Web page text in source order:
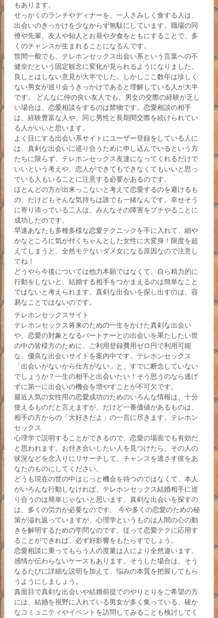
もあります。
せっかくのランチやディナーを、一人さみしく食する人は、
出会いのきっかけを少なからず無駄にしています。職場の同
僚や先輩、友人や知人とお昼や夕食をともにすることで、多
くのチャンスが生まれることになるんです。
世間一般でも、テレホンセックス出会い系という言葉への不
健全だという固定観念に変化が見られるようになりました。
良しとはしない意見が大半でした。しかしここ数年は珍しく
ない男女が巡り会うきっかけであると理解している人が大半
です。 どんなに仲の良い友人でも、男女の交際の経験が乏し
い場合は、恋愛相談をするのは禁物です。恋愛相談の相手
は、経験豊富な人や、同じ男性と長期間交際を続けられてい
る人がいいと思います。
よく目にする出会い系サイトにユーザー登録をしている人に
は、真剣な出会いに巡り合うために申し込んでいるという方
たちに限らず、テレホンセックス友達になってくれるだけで
いいという考えや、恋人ができてもできなくてもいいと思っ
ている人もいることに注意する必要があるのです。
ほとんどの方が出来っこないと考えて恋愛するのを避けるも
の。だけどもそんな気持ちは誰でも一緒なんです。幸せそう
に寄り添っている二人は、みんなその障害をブチやることに
成功したのです。
早速あなたも多種多様な恋愛テクニックを手に入れて、細や
かなところに気が付くちゃんとした女性に大変身！限度を超
えてしまうと、全然モテないダメ女になる原因なので注意し
てね！
どうやら今後については他力本願ではなくて、自ら精力的に
行動をしないと、結婚する相手をつかまえるのは簡単なこと
ではないと考えられます。真剣な出会いを探し出すのは、容
易なことではないのです。
テレホンセックスサイト
テレホンセックス将来のための一生をかけた真剣な出会い
や、恋愛の対象となるパートナーとの出会いを果たしたい世
の中の皆様方のために、ご利用登録費用ゼロ円で利用可能
な、優良な出会いサイトを案内中です。テレホンセックス
「出会いがないから仕方がない」と、すでに断念していない
でしょうか？一生の相手と出会いたい！そう思うのなら逃げ
ずに第一に出会いの機会を増やすことが不可欠です。
最近人気の女性用の恋愛成功のためのいろんな情報は、十分
使えるものだと言えますが、だけど一番価値があるものは、
相手の方からの「大好きだよ」の一言に尽きます。テレホン
セックス
心理学で説明することができるので、恋愛の場面でも有効だ
と思われます。お付き合いしたい人を見つけたら、その人の
状況などを念入りにリサーチして、チャンスを逃さす彼をあ
なたのものにしてください。
どうも現在の世の中はじっと機会を待つのではなくて、本人
がいろんな行動しなければ、テレホンセックス結婚相手に巡
り合うのは簡単じゃないと思います。真剣な出会いを探すの
は、多くの労力が必要なのです。 今や多くの恋愛のための秘
策が溢れ返っていますが、心理学というものは人間の心の動
きを解明するための学問なのです。従って恋愛テクに応用す
ることができれば、必ず好影響をもたらすでしょう。
恋愛相談に乗ってもらう人の度量は人により全然違います。
感情が伝わらないケースもあります。そうした場合は、そう
なるたびに詳細な説明を加えて、悩みの本質を把握してもら
うようにしましょう。
真面目で真剣な出会いや結婚前提でのやりとりをご希望の方
には、結婚を視野に入れている男女が多く集っている、確か
なコミュニティやイベントを訪問してみることも検討してく